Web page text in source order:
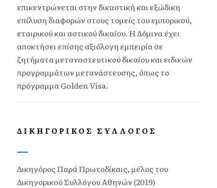
επικεντρώνεται στην δικαστική και εξώδικη
επίλυση διαφορών στους τομείς του εμπορικού,
εταιρικού και αστικού δικαίου. Η Δόμινα έχει
αποκτήσει επίσης αξιόλογη εμπειρία σε
ζητήματα μεταναστευτικού δικαίου και ειδικών
προγραμμάτων μετανάστευσης, όπως το
πρόγραμμα Golden Visa.
ΔΙΚΗΓΟΡΙΚΟΣ ΣΥΛΛΟΓΟΣ
Δικηγόρος Παρά Πρωτοδίκαις, μέλος του
Δικηγορικού Συλλόγου Αθηνών (2019)